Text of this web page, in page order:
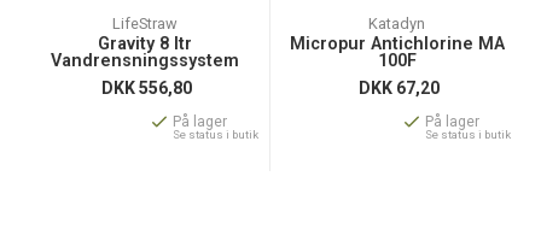
LifeStraw
Gravity 8 ltr
Vandrensningssystem
DKK556,80
På lager
Se status i butik
Katadyn
Micropur Antichlorine MA
100F
DKK 67,20
På lager
Se status i butik